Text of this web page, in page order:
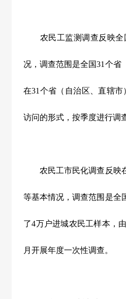
农民工监测调查反映
况，调查范围是全国31个省
在31个省（自治区、直辖
访问的形式，按季度进行调
农民工市民化调查反映
等基本情况，调查范围是全
了4万户进城农民工样本，
月开展年度一次性调查。